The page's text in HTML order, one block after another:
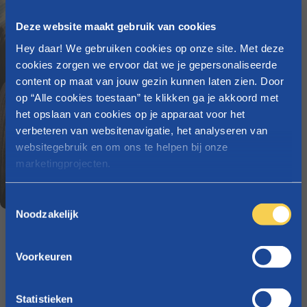
Deze website maakt gebruik van cookies
Hey daar! We gebruiken cookies op onze site. Met deze
cookies zorgen we ervoor dat we je gepersonaliseerde
content op maat van jouw gezin kunnen laten zien. Door
op “Alle cookies toestaan” te klikken ga je akkoord met
het opslaan van cookies op je apparaat voor het
verbeteren van websitenavigatie, het analyseren van
websitegebruik en om ons te helpen bij onze
marketingprojecten.
welke cookies we gebruiken.
Noodzakelijk
Voorkeuren
Statistieken
voor de zwanger: